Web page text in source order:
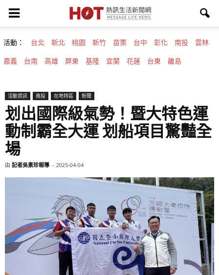
活動： 台北 新北 桃園 新竹 苗栗 台中 彰化 南投 雲林
嘉義 台南 高雄 屏東 基隆 宜蘭 花蓮 台東 離島
活動資訊 南投 在地特區 新聞
划出國際級氣勢！暨大特色運
動制霸全大運 划船項目驚豔全
場
由 記者吳素珍報導 - 2025-04-04